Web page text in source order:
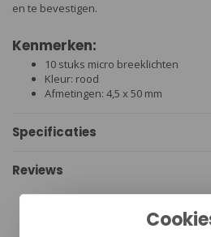
en te bevestigen.
Kenmerken:
10 stuks micro breeklichten
Kleur: rood
Afmetingen: 4,5 x 50 mm
Specificaties
Reviews